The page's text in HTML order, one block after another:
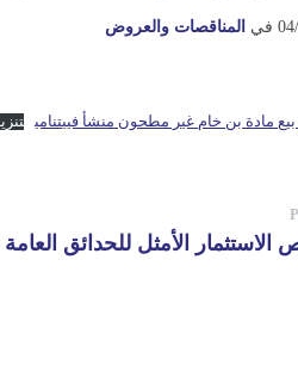
في المناقصات والعروض
مادة بن خام غير مطحون منشأ فييتنامي
الأمثل للحدائق العامة